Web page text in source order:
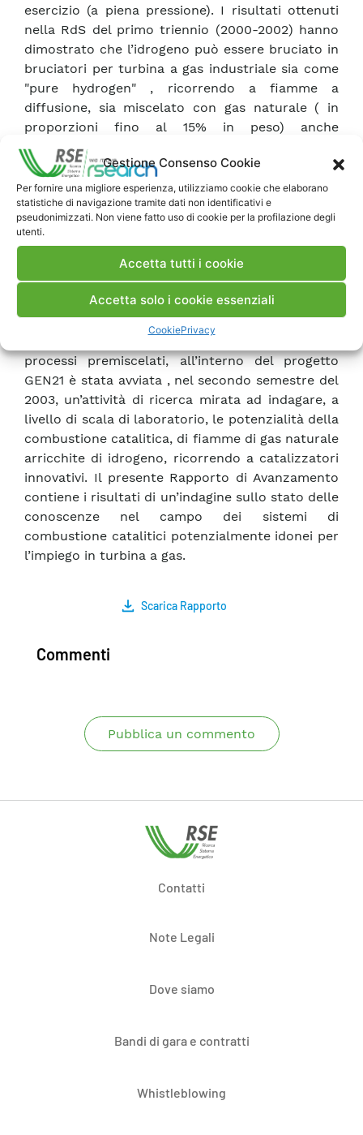
Gestione Consenso Cookie
Per fornire una migliore esperienza, utilizziamo cookie che elaborano
statistiche di navigazione tramite dati non identificativi e
pseudonimizzati. Non viene fatto uso di cookie per la profilazione degli
utenti.
Accetta tutti i cookie
Accetta solo i cookie essenziali
CookiePrivacy
esercizio (a piena pressione). I risultati ottenuti
nella RdS del primo triennio (2000-2002) hanno
dimostrato che l’idrogeno può essere bruciato in
bruciatori per turbina a gas industriale sia come
"pure hydrogen" , ricorrendo a fiamme a
diffusione, sia miscelato con gas naturale ( in
proporzioni fino al 15% in peso) anche
utilizzando bruciatori di tipo DLN (Dry Low-
NOx). Le emissioni di NOx, esaltate dalla
temperatura di fiamma indotta dalla presenza di
idrogeno a parità di potenza termica, sono
controllabili con ingenti iniezioni di inerte
(fiamme a diffusione) o riducendo di molto la
potenza di eventuali fiamme pilota nel caso di
combustori DLN.
Per superare i problemi connessi alla riduzione
del rendimento, indotto dall’iniezione di inerte e
processi premiscelati, all’interno del progetto
GEN21 è stata avviata , nel secondo semestre del
2003, un’attività di ricerca mirata ad indagare, a
livello di scala di laboratorio, le potenzialità della
combustione catalitica, di fiamme di gas naturale
arricchite di idrogeno, ricorrendo a catalizzatori
innovativi. Il presente Rapporto di Avanzamento
contiene i risultati di un’indagine sullo stato delle
conoscenze nel campo dei sistemi di
combustione catalitici potenzialmente idonei per
l’impiego in turbina a gas.
Scarica Rapporto
Commenti
Pubblica un commento
Contatti
Note Legali
Dove siamo
Bandi di gara e contratti
Whistleblowing